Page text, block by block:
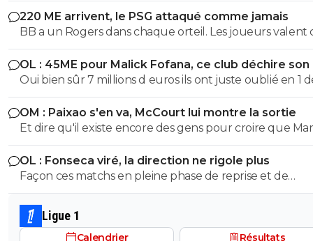
budget de Leipzig est beaucoup plus bas si ont suit
raisonnement...
220 ME arrivent, le PSG attaqué comme jamais
BB a un Rogers dans chaque orteil. Les joueurs valent
que les clubs sont prêts à mettre. Diomandé mid CDM
expérience LDC il vaut 140M donc ...
OL : 45ME pour Malick Fofana, ce club déchire
Oui bien sûr 7 millions d euros ils ont juste oublié en 1
le 7 . C est bien 17 millions son prix d achat pour l OL.
OM : Paixao s'en va, McCourt lui montre la sortie
Et dire qu'il existe encore des gens pour croire que
joue pas le maintien. Tellement hâte mais hâte de voir
club moisir en D2
OL : Fonseca viré, la direction ne rigole plus
Façon ces matchs en pleine phase de reprise et de
préparation physique donnent toujours des résultats
aléatoires, quel que soit le coach. En plus cette année
CDM c'est d'autant plus vrais, les internationaux sont
Ligue 1
Calendrier Résultats